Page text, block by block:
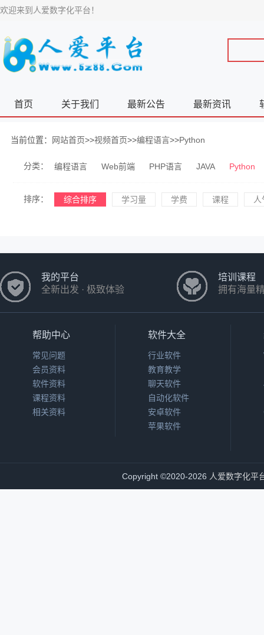
欢迎来到人爱数字化平台！
首页 关于我们 最新公告 最新资讯
当前位置： 网站首页>>视频首页>>编程语言>>Python
分类： 编程语言 Web前端 PHP语言 JAVA Python
排序： 综合排序 学习量 学费 课程
我的平台
全新出发 · 极致体验
培训课程
拥有海量
帮助中心
常见问题
会员资料
软件资料
课程资料
相关资料
软件大全
行业软件
教育教学
聊天软件
自动化软件
安卓软件
苹果软件
Copyright ©2020-2026 人爱数字化平